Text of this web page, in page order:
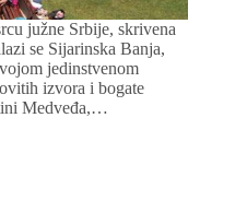
južne Srbije, skrivena
se Sijarinska Banja,
jedinstvenom
izvora i bogate
Medveđa,…